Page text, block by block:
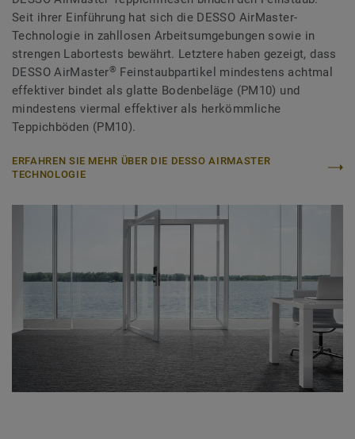
Seit ihrer Einführung hat sich die DESSO AirMaster-
Technologie in zahllosen Arbeitsumgebungen sowie in
strengen Labortests bewährt. Letztere haben gezeigt, dass
DESSO AirMaster® Feinstaubpartikel mindestens achtmal
effektiver bindet als glatte Bodenbeläge (PM10) und
mindestens viermal effektiver als herkömmliche
Teppichböden (PM10).
ERFAHREN SIE MEHR ÜBER DIE DESSO AIRMASTER
TECHNOLOGIE